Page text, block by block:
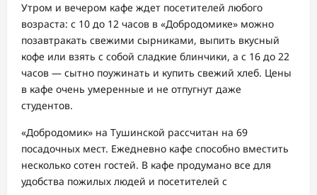
Утром и вечером кафе ждет посетителей любого
возраста: с 10 до 12 часов в «Добродомике» можно
позавтракать свежими сырниками, выпить вкусный
кофе или взять с собой сладкие блинчики, а с 16 до 22
часов — сытно поужинать и купить свежий хлеб. Цены
в кафе очень умеренные и не отпугнут даже
студентов.
«Добродомик» на Тушинской рассчитан на 69
посадочных мест. Ежедневно кафе способно вместить
несколько сотен гостей. В кафе продумано все для
удобства пожилых людей и посетителей с